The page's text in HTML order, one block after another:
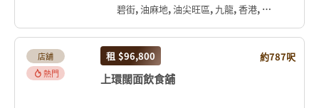
碧街, 油麻地, 油尖旺區, 九龍, 香港, 中国
店舖
熱門
租 $96,800 約787呎
上環闊面飲食舖